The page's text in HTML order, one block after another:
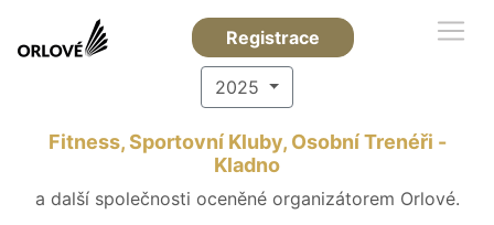
Registrace
2025
Fitness, Sportovní Kluby, Osobní Trenéři -
Kladno
a další společnosti oceněné organizátorem Orlové.